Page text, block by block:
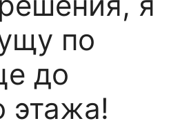
по
до
этажа!